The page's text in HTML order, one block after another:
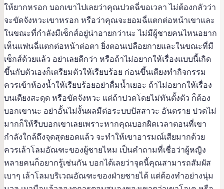
ให้ยากหรอก บอกเขาไปเลยว่าคุณปวดฉี่ขอเวลา ไม่ต้องกลัวว่า
จะขัดจังหวะเขาหรอก หรือว่าคุณจะยอมฉี่แตกต่อหน้าเขาและ
ในขณะที่กำลังมีเซ็กส์อยู่น่าอายกว่านะ ไม่มีผู้ชายคนไหนอยาก
เห็นแฟนฉี่แตกต่อหน้าต่อตา ยิ่งตอนเปลือยกายและในขณะที่มี
เซ็กส์ด้วยแล้ว อย่าเลยดีกว่า หรือถ้าไม่อยากให้เรื่องแบบนี้เกิด
ขึ้นกับตัวเองก็เตรียมตัวให้เรียบร้อย ก่อนขึ้นเตียงทำกิจกรรม
ควรเข้าห้องน้ำให้เรียบร้อยอย่าดื่มน้ำเยอะ ถ้าไม่อยากให้เรื่อง
บนเตียงสะดุด หรือขัดจังหวะ แต่ถ้าปวดโดยไม่ทันตั้งตัว ก็ต้อง
บอกเขานะ อย่าอั้นไม่งั้นผลมีต่อระบบปัสสาวะ อันตราย ปวดไม่
มากก็ให้รีบบอกเขาเลยเพราะหากคุณบอกผิดเวลาตอนที่เขา
กำลังใกล้ถึงจุดสุดยอดแล้ว จะทำให้เขาอารมณ์เสียมากด้วย
ควรเล้าโลมอัณฑะของผู้ชายไหม เป็นคำถามที่เชื่อว่าผู้หญิง
หลายคนก็อยากรู้เช่นกัน บอกได้เลยว่าจุดนี้คุณสามารถสัมผัส
เบาๆ เล้าโลมบริเวณอัณฑะของฝ่ายชายได้ แต่ต้องทำอย่างนุ่ม